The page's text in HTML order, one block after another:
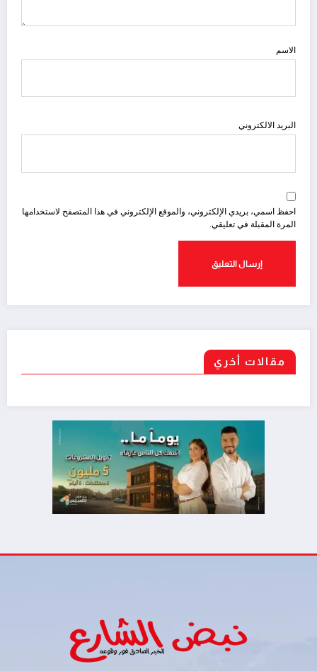
الاسم
البريد الالكتروني
احفظ اسمي، بريدي الإلكتروني، والموقع الإلكتروني في هذا المتصفح لاستخدامها
المرة المقبلة في تعليقي.
مقالات أخري